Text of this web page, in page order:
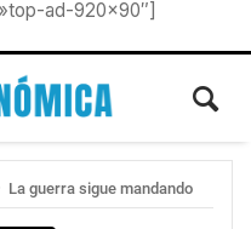
ad-920×90″]
La guerra sigue mandando